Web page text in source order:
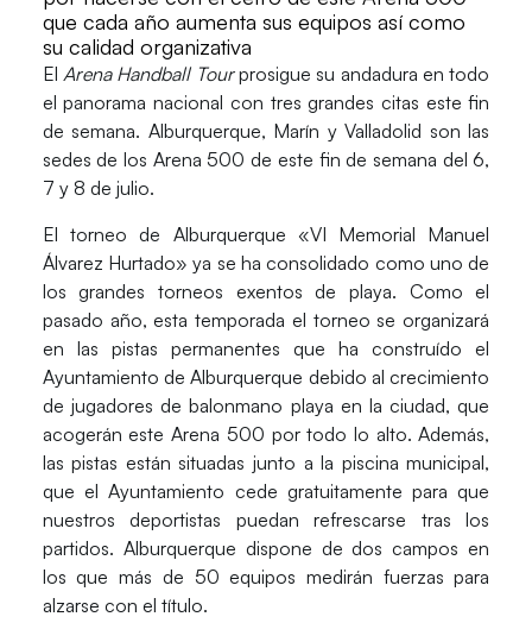
que cada año aumenta sus equipos así como
su calidad organizativa
ElArena Handball Tourprosigue su andadura en todo
el panorama nacional con tres grandes citas este fin
de semana. Alburquerque, Marín y Valladolid son las
sedes de los Arena 500 de este fin de semana del 6,
7 y 8 de julio.
El torneo de Alburquerque «VI Memorial Manuel
Álvarez Hurtado» ya se ha consolidado como uno de
los grandes torneos exentos de playa. Como el
pasado año, esta temporada el torneo se organizará
en las pistas permanentes que ha construído el
Ayuntamiento de Alburquerque debido al crecimiento
de jugadores de balonmano playa en la ciudad, que
acogerán este Arena 500 por todo lo alto. Además,
las pistas están situadas junto a la piscina municipal,
que el Ayuntamiento cede gratuitamente para que
nuestros deportistas puedan refrescarse tras los
partidos. Alburquerque dispone de dos campos en
los que más de 50 equipos medirán fuerzas para
alzarse con el título.